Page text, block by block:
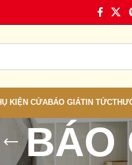
KIỆN CỬABÁO GIÁTIN TỨC
BÁO